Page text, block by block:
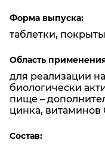
Форма выпуска:
таблетки,
Область
для реализации
биологически
пище –
цинка, витаминов
Состав: